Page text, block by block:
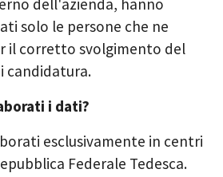
solo le persone che ne
il corretto svolgimento del
candidatura.
i dati?
esclusivamente in centri
Federale Tedesca.